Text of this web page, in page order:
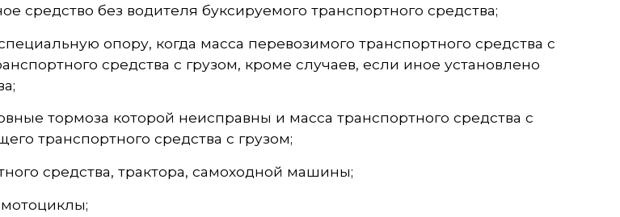
средство без водителя буксируемого транспортного средства;
опору, когда масса перевозимого транспортного средства с
средства с грузом, кроме случаев, если иное установлено
тормоза которой неисправны и масса транспортного средства с
транспортного средства с грузом;
средства, трактора, самоходной машины;